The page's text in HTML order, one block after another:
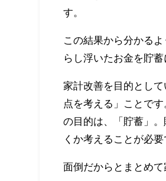
す。
この結果から分かる
らし浮いたお金を貯蓄
家計改善を目的とし
点を考える」ことで
の目的は、「貯蓄」
くか考えることが必要
面倒だからとまとめ